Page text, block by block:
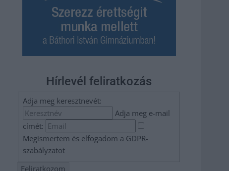
Hírlevél feliratkozás
Adja meg keresztnevét:
Adja meg e-mail
címét:
Megismertem és elfogadom a GDPR-
szabályzatot